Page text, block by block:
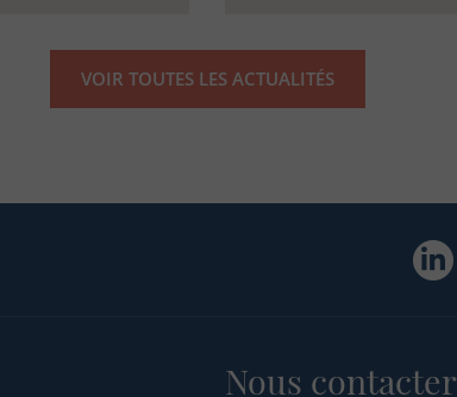
VOIR TOUTES LES ACTUALITÉS
Nous contacter